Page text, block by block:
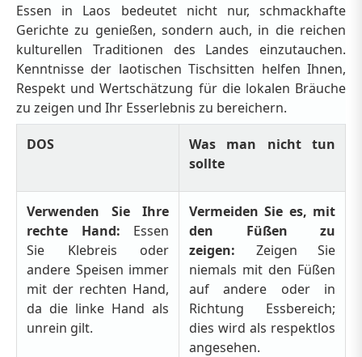
Essen in Laos bedeutet nicht nur, schmackhafte
Gerichte zu genießen, sondern auch, in die reichen
kulturellen Traditionen des Landes einzutauchen.
Kenntnisse der laotischen Tischsitten helfen Ihnen,
Respekt und Wertschätzung für die lokalen Bräuche
zu zeigen und Ihr Esserlebnis zu bereichern.
DOS
Was man nicht tun
sollte
Verwenden Sie Ihre
rechte Hand: Essen
Sie Klebreis oder
andere Speisen immer
mit der rechten Hand,
da die linke Hand als
unrein gilt.
Vermeiden Sie es, mit
den Füßen zu
zeigen: Zeigen Sie
niemals mit den Füßen
auf andere oder in
Richtung Essbereich;
dies wird als respektlos
angesehen.